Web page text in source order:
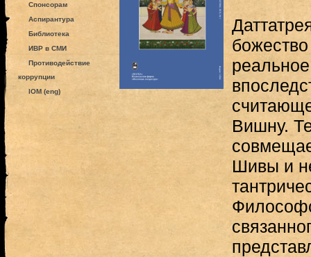
Спонсорам
Аспирантура
Библиотека
ИВР в СМИ
Противодействие
коррупции
IOM (eng)
Вишну.
Шивы и